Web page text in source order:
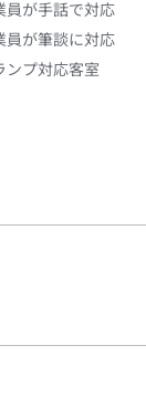
員が手話で対応
員が筆談に対応
ンプ対応客室